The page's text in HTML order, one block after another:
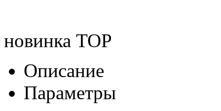
новинка TOP
Описание
Параметры